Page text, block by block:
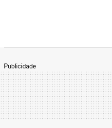
Publicidade